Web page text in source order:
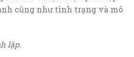
cũng như tình trạng và mô
lập.